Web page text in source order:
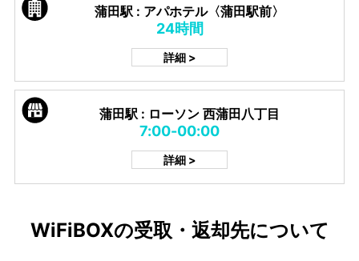
蒲田駅 : アパホテル〈蒲田駅前〉
24時間
詳細 >
蒲田駅 : ローソン 西蒲田八丁目
7:00-00:00
詳細 >
WiFiBOXの受取・返却先について